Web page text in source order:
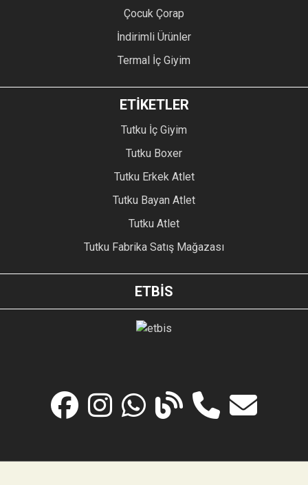
Çocuk Çorap
İndirimli Ürünler
Termal İç Giyim
ETİKETLER
Tutku İç Giyim
Tutku Boxer
Tutku Erkek Atlet
Tutku Bayan Atlet
Tutku Atlet
Tutku Fabrika Satış Mağazası
ETBİS